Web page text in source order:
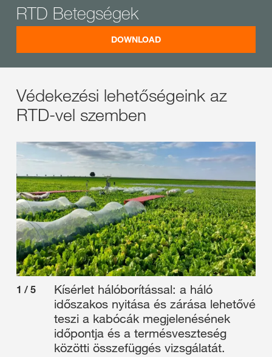
RTD Betegségek
DOWNLOAD
Védekezési lehetőségeink az
RTD-vel szemben
1 / 5
Kísérlet hálóborítással: a háló
időszakos nyitása és zárása lehetővé
teszi a kabócák megjelenésének
időpontja és a termésveszteség
közötti összefüggés vizsgálatát.​